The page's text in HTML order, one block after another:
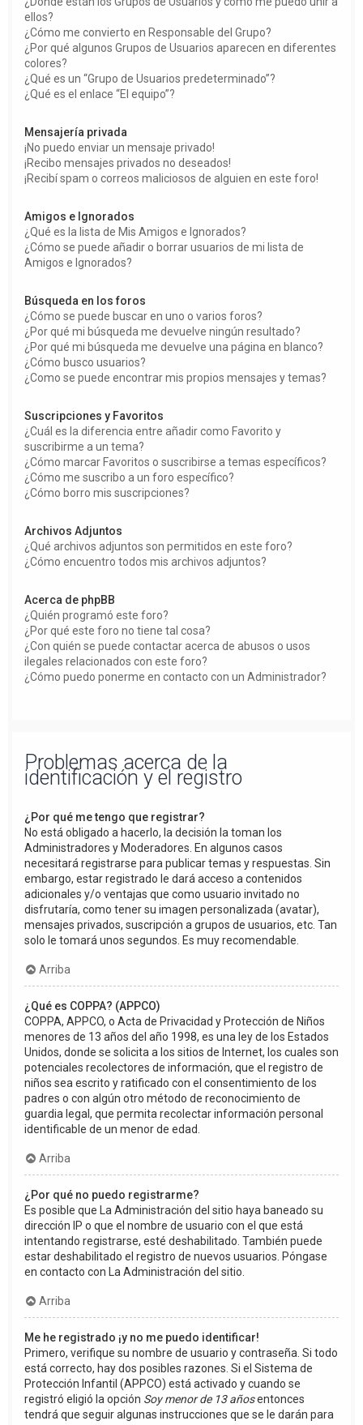
ellos?
¿Cómo me convierto en Responsable del Grupo?
¿Por qué algunos Grupos de Usuarios aparecen en diferentes
colores?
¿Qué es un “Grupo de Usuarios predeterminado”?
¿Qué es el enlace “El equipo”?
Mensajería privada
¡No puedo enviar un mensaje privado!
¡Recibo mensajes privados no deseados!
¡Recibí spam o correos maliciosos de alguien en este foro!
Amigos e Ignorados
¿Qué es la lista de Mis Amigos e Ignorados?
¿Cómo se puede añadir o borrar usuarios de mi lista de
Amigos e Ignorados?
Búsqueda en los foros
¿Cómo se puede buscar en uno o varios foros?
¿Por qué mi búsqueda me devuelve ningún resultado?
¿Por qué mi búsqueda me devuelve una página en blanco?
¿Cómo busco usuarios?
¿Como se puede encontrar mis propios mensajes y temas?
Suscripciones y Favoritos
¿Cuál es la diferencia entre añadir como Favorito y
suscribirme a un tema?
¿Cómo marcar Favoritos o suscribirse a temas específicos?
¿Cómo me suscribo a un foro específico?
¿Cómo borro mis suscripciones?
Archivos Adjuntos
¿Qué archivos adjuntos son permitidos en este foro?
¿Cómo encuentro todos mis archivos adjuntos?
Acerca de phpBB
¿Quién programó este foro?
¿Por qué este foro no tiene tal cosa?
¿Con quién se puede contactar acerca de abusos o usos
ilegales relacionados con este foro?
¿Cómo puedo ponerme en contacto con un Administrador?
Problemas acerca de la
identificación y el registro
¿Por qué me tengo que registrar?
No está obligado a hacerlo, la decisión la toman los
Administradores y Moderadores. En algunos casos
necesitará registrarse para publicar temas y respuestas. Sin
embargo, estar registrado le dará acceso a contenidos
adicionales y/o ventajas que como usuario invitado no
disfrutaría, como tener su imagen personalizada (avatar),
mensajes privados, suscripción a grupos de usuarios, etc. Tan
solo le tomará unos segundos. Es muy recomendable.
Arriba
¿Qué es COPPA? (APPCO)
COPPA, APPCO, o Acta de Privacidad y Protección de Niños
menores de 13 años del año 1998, es una ley de los Estados
Unidos, donde se solicita a los sitios de Internet, los cuales son
potenciales recolectores de información, que el registro de
niños sea escrito y ratificado con el consentimiento de los
padres o con algún otro método de reconocimiento de
guardia legal, que permita recolectar información personal
identificable de un menor de edad.
Arriba
¿Por qué no puedo registrarme?
Es posible que La Administración del sitio haya baneado su
dirección IP o que el nombre de usuario con el que está
intentando registrarse, esté deshabilitado. También puede
estar deshabilitado el registro de nuevos usuarios. Póngase
en contacto con La Administración del sitio.
Arriba
Me he registrado ¡y no me puedo identificar!
Primero, verifique su nombre de usuario y contraseña. Si todo
está correcto, hay dos posibles razones. Si el Sistema de
Protección Infantil (APPCO) está activado y cuando se
registró eligió la opción Soy menor de 13 añosentonces
tendrá que seguir algunas instrucciones que se le darán para